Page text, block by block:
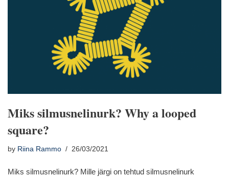
Miks silmusnelinurk? Why a looped
square?
by Riina Rammo 26/03/2021
Miks silmusnelinurk? Mille järgi on tehtud silmusnelinurk